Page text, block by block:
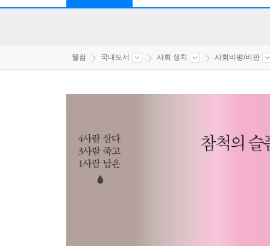
웰컴 국내도서 사회 정치 사회비평/비판